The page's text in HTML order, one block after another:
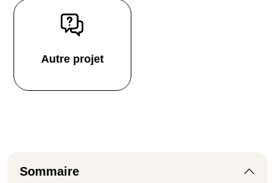
Autre projet
Sommaire